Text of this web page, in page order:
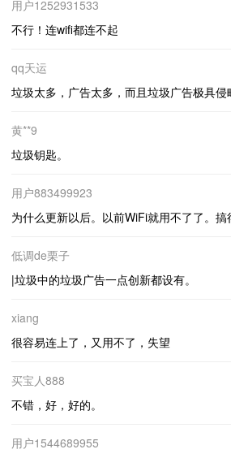
用户1252931533
不行！连wifi都连不起
qq天运
垃圾太多，广告太多，而且垃圾广告极具
黄**9
垃圾钥匙。
用户883499923
为什么更新以后。以前WiFi就用不了了。
低调de栗子
|垃圾中的垃圾广告一点创新都设有。
xiang
很容易连上了，又用不了，失望
买宝人888
不错，好，好的。
用户1544689955